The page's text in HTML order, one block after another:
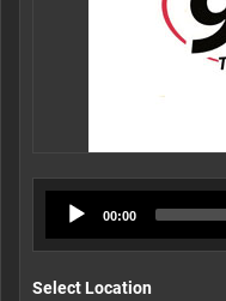
00:00
Select Location